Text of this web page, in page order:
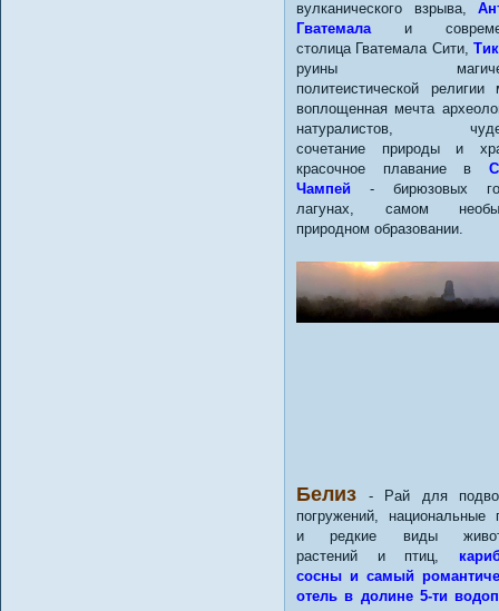
вулканического взрыва,
Гватемала и
столица Гватемала Сити,
руины
политеистической религии
воплощенная мечта
натуралистов,
сочетание природы и
красочное плавание в
Чампей - бирюзовых
лагунах, самом
природном образовании.
Белиз - Рай для
погружений, национальные
и редкие виды
растений и птиц,
сосны и самый
отель в долине 5-ти